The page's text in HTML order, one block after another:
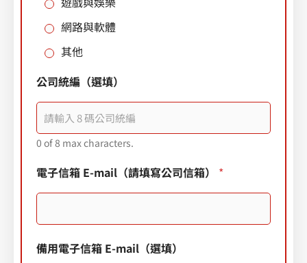
網路與軟體
其他
公司統編（選填）
0 of 8 max characters.
電子信箱 E-mail（請填寫公司信箱） *
備用電子信箱 E-mail（選填）